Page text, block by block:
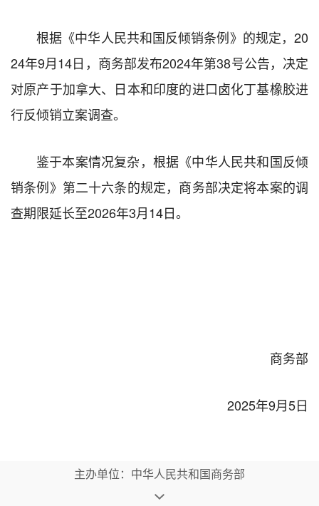
根据《中华人民共和国反倾销条例》的规定，20
24年9月14日，商务部发布2024年第38号公告，决定
对原产于加拿大、日本和印度的进口卤化丁基橡胶进
行反倾销立案调查。
鉴于本案情况复杂，根据《中华人民共和国反倾
销条例》第二十六条的规定，商务部决定将本案的调
查期限延长至2026年3月14日。
商务部
2025年9月5日
主办单位：中华人民共和国商务部